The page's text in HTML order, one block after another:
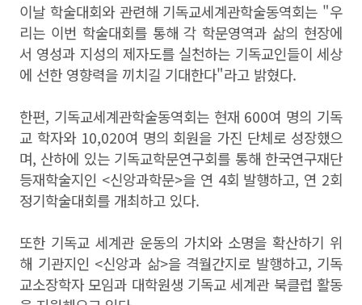
이날 학술대회와 관련해 기독교세계관학술동역회는 "우
리는 이번 학술대회를 통해각 학문영역과 삶의 현장에
서 영성과 지성의 제자도를 실천하는 기독교인들이 세상
에 선한 영향력을 끼치길 기대한다"라고 밝혔다.
한편, 기독교세계관학술동역회는 현재 600여 명의 기독
교 학자와 10,020여 명의 회원을 가진 단체로 성장했으
며, 산하에 있는 기독교학문연구회를 통해 한국연구재단
등재학술지인 <신앙과학문>을 연 4회 발행하고, 연 2회
정기학술대회를 개최하고 있다.
또한 기독교 세계관 운동의 가치와 소명을 확산하기 위
해 기관지인 <신앙과 삶>을 격월간지로 발행하고, 기독
교소장학자 모임과 대학원생 기독교 세계관 북클럽 활동